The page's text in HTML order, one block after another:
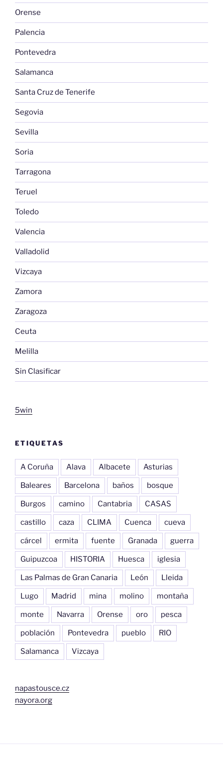
Orense
Palencia
Pontevedra
Salamanca
Santa Cruz de Tenerife
Segovia
Sevilla
Soria
Tarragona
Teruel
Toledo
Valencia
Valladolid
Vizcaya
Zamora
Zaragoza
Ceuta
Melilla
Sin Clasificar
5win
ETIQUETAS
A Coruña Alava Albacete Asturias
Baleares Barcelona baños bosque
Burgos camino Cantabria CASAS
castillo caza CLIMA Cuenca cueva
cárcel ermita fuente Granada guerra
Guipuzcoa HISTORIA Huesca iglesia
Las Palmas de Gran Canaria León Lleida
Lugo Madrid mina molino montaña
monte Navarra Orense oro pesca
población Pontevedra pueblo RIO
Salamanca Vizcaya
napastousce.cz
nayora.org